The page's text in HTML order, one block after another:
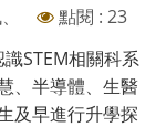
點閱 : 23
STEM相關科系
、半導體、生醫
及早進行升學探